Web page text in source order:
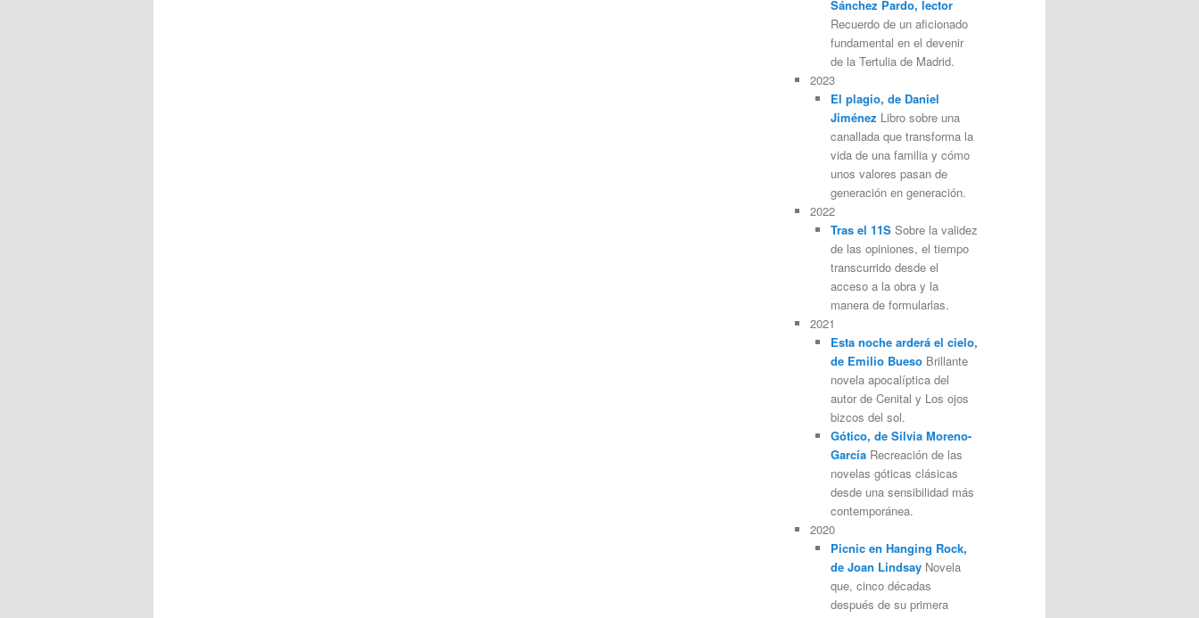
Sánchez Pardo, lector
Recuerdo de un aficionado
fundamental en el devenir
de la Tertulia de Madrid.
2023
El plagio, de Daniel
Jiménez Libro sobre una
canallada que transforma la
vida de una familia y cómo
unos valores pasan de
generación en generación.
2022
Tras el 11SSobre la validez
de las opiniones, el tiempo
transcurrido desde el
acceso a la obra y la
manera de formularlas.
2021
Esta noche arderá el cielo,
de Emilio BuesoBrillante
novela apocalíptica del
autor de Cenital y Los ojos
bizcos del sol.
Gótico, de Silvia Moreno-
GarcíaRecreación de las
novelas góticas clásicas
desde una sensibilidad más
contemporánea.
2020
Picnic en Hanging Rock,
de Joan LindsayNovela
que, cinco décadas
después de su primera